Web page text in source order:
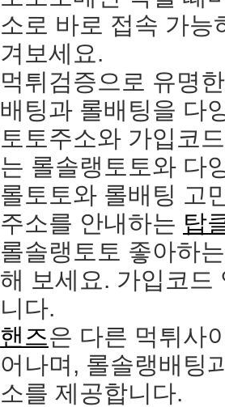
소로 바로 접속 가능
겨보세요.
먹튀검증으로 유명
배팅과 롤배팅을 다
토토주소와 가입코
는 롤솔랭토토와 다
롤토토와 롤배팅 고
주소를 안내하는 탑
롤솔랭토토 좋아하
해 보세요. 가입코드
니다.
핸즈은 다른 먹튀사
어나며, 롤솔랭배팅
소를 제공합니다.